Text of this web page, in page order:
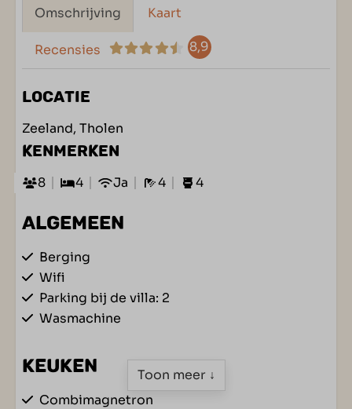
Omschrijving Kaart
Recensies 8,9
LOCATIE
Zeeland, Tholen
KENMERKEN
8 4 Ja 4 4
ALGEMEEN
Berging
Wifi
Parking bij de villa: 2
Wasmachine
KEUKEN
Combimagnetron
Toon meer ↓